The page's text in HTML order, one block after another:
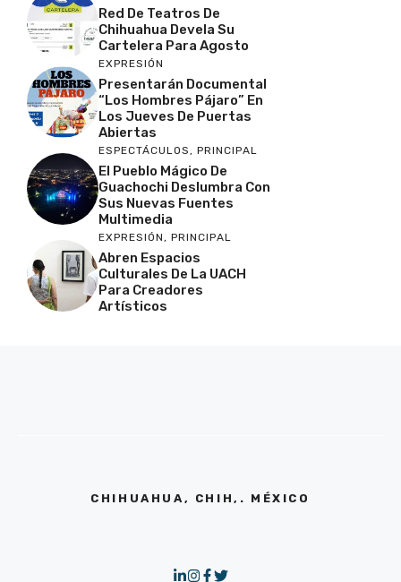
Red De Teatros De
Chihuahua Devela Su
Cartelera Para Agosto
EXPRESIÓN
Presentarán Documental
“Los Hombres Pájaro” En
Los Jueves De Puertas
Abiertas
ESPECTÁCULOS, PRINCIPAL
El Pueblo Mágico De
Guachochi Deslumbra Con
Sus Nuevas Fuentes
Multimedia
EXPRESIÓN, PRINCIPAL
Abren Espacios
Culturales De La UACH
Para Creadores
Artísticos
CHIHUAHUA, CHIH,. MÉXICO